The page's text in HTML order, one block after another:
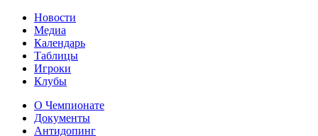
Новости
Медиа
Календарь
Таблицы
Игроки
Клубы
О Чемпионате
Документы
Антидопинг